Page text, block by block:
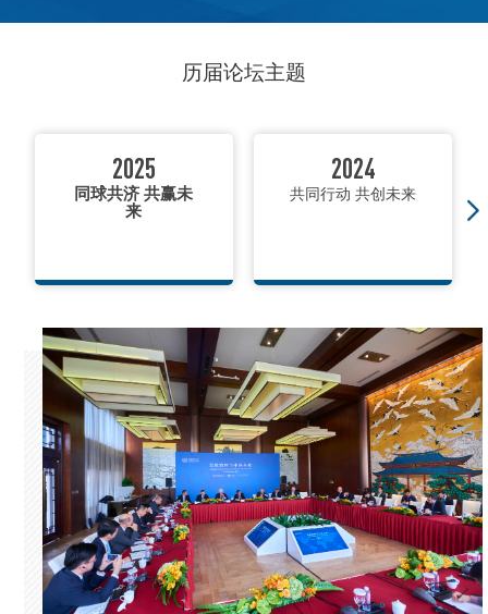
历届论坛主题
2025
同球共济 共赢未
来
2024
共同行动 共创未来